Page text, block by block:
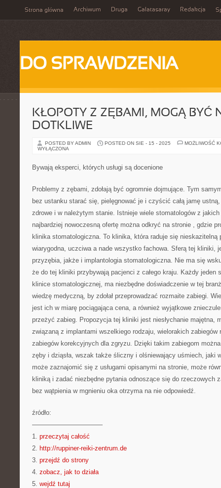
Strona główna Archiwum Druga Galatasaray Redakcja
DO SPRAWDZENIA
KŁOPOTY Z ZĘBAMI, MOGĄ BYĆ
DOTKLIWE
POSTED BY ADMIN POSTED ON SIE - 15 - 2025
MOŻLIWOŚĆ
WYŁĄCZONA
Bywają eksperci, których usługi są docenione
Problemy z zębami, zdołają być ogromnie dojmujące. Tym
bez ustanku starać się, pielęgnować je i czyścić całą jamę ustną,
zdrowe i w należytym stanie. Istnieje wiele stomatologów z
najbardziej nowoczesną ofertę można odkryć na stronie , gdzie
klinika stomatologiczna. To klinika, która raduje się nieskazitelną
wiarygodna, uczciwa a nade wszystko fachowa. Sferą tej kliniki,
przyzębia, jakże i implantologia stomatologiczna. Nie ma się
że do tej kliniki przybywają pacjenci z całego kraju. Każdy jeden
klinice stomatologicznej, ma niezbędne doświadczenie w tej
wiedzę medyczną, by zdołał przeprowadzać rozmaite zabiegi.
jest ich w miarę pociągająca cena, a również wyjątkowe
przeżyć zabieg. Propozycja tej kliniki jest niesłychanie majętna,
związaną z implantami wszelkiego rodzaju, wielorakich zabiegów
zabiegów korekcyjnych dla zgryzu. Dzięki takim zabiegom
zęby i dziąsła, wszak także śliczny i olśniewający uśmiech, jaki
może zaznajomić się z usługami opisanymi na stronie, może
kliniką i zadać niezbędne pytania odnoszące się do rzeczowych
bez wątpienia w mgnieniu oka otrzyma na nie odpowiedź.
źródło:
———————————
1. przeczytaj całość
2. http://ruppiner-reiki-zentrum.de
3. przejdź do strony
4. zobacz, jak to działa
5. wejdź tutaj